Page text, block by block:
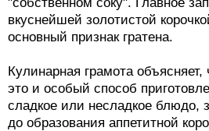
вкуснейшей золотистой
основный признак гратена.
Кулинарная грамота объясняет,
это и особый способ
сладкое или несладкое блюдо,
до образования аппетитной